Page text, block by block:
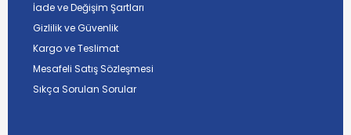
İade ve Değişim Şartları
Gizlilik ve Güvenlik
Kargo ve Teslimat
Mesafeli Satış Sözleşmesi
Sıkça Sorulan Sorular